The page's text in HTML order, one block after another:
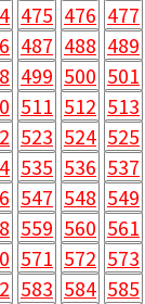
475 476 477
487 488 489
499 500 501
511 512 513
523 524 525
535 536 537
547 548 549
559 560 561
571 572 573
583 584 585